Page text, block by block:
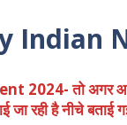
Indian
2024- तो अगर
जा रही है नीचे